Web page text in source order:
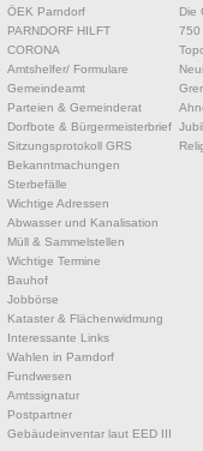
ÖEK Parndorf
PARNDORF HILFT
CORONA
Amtshelfer/ Formulare
Gemeindeamt
Parteien & Gemeinderat
Dorfbote & Bürgermeisterbrief
Sitzungsprotokoll GRS
Bekanntmachungen
Sterbefälle
Wichtige Adressen
Abwasser und Kanalisation
Müll & Sammelstellen
Wichtige Termine
Bauhof
Jobbörse
Kataster & Flächenwidmung
Interessante Links
Wahlen in Parndorf
Fundwesen
Amtssignatur
Postpartner
Gebäudeinventar laut EED III
Die
750